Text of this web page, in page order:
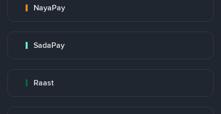
NayaPay
SadaPay
Raast